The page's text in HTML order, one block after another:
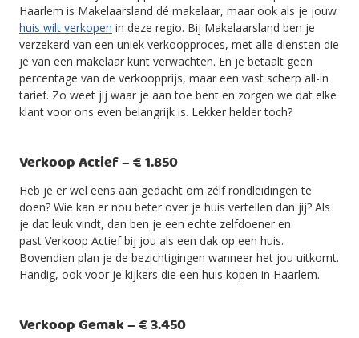
Haarlem is Makelaarsland dé makelaar, maar ook als je jouw
huis wilt verkopen in deze regio. Bij Makelaarsland ben je
verzekerd van een uniek verkoopproces, met alle diensten die
je van een makelaar kunt verwachten. En je betaalt geen
percentage van de verkoopprijs, maar een vast scherp all-in
tarief. Zo weet jij waar je aan toe bent en zorgen we dat elke
klant voor ons even belangrijk is. Lekker helder toch?
Verkoop Actief – € 1.850
Heb je er wel eens aan gedacht om zélf rondleidingen te
doen? Wie kan er nou beter over je huis vertellen dan jij? Als
je dat leuk vindt, dan ben je een echte zelfdoener en
past Verkoop Actief bij jou als een dak op een huis.
Bovendien plan je de bezichtigingen wanneer het jou uitkomt.
Handig, ook voor je kijkers die een huis kopen in Haarlem.
Verkoop Gemak – € 3.450